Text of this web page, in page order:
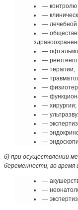
— контролю
—
— лечебной
—
—
—
— терапии;
—
—
—
— хирургии;
—
—
—
—
б) при осуществлении
беременности, во время
—
—
—